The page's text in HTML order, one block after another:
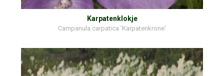
Karpatenklokje
Campanula carpatica 'Karpatenkrone'